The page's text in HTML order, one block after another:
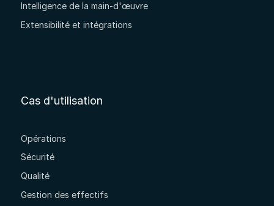
Intelligence de la main-d'œuvre
Extensibilité et intégrations
Cas d'utilisation
Opérations
Sécurité
Qualité
Gestion des effectifs